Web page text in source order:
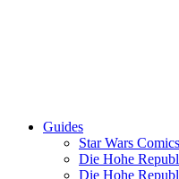
Guides
Star Wars
Die Hohe
Die Hohe